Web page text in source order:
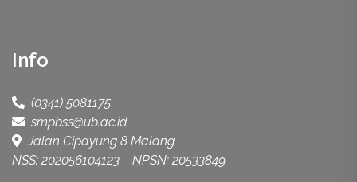
Info
(0341) 5081175
smpbss@ub.ac.id
Jalan Cipayung 8 Malang
NSS: 202056104123 NPSN: 20533849